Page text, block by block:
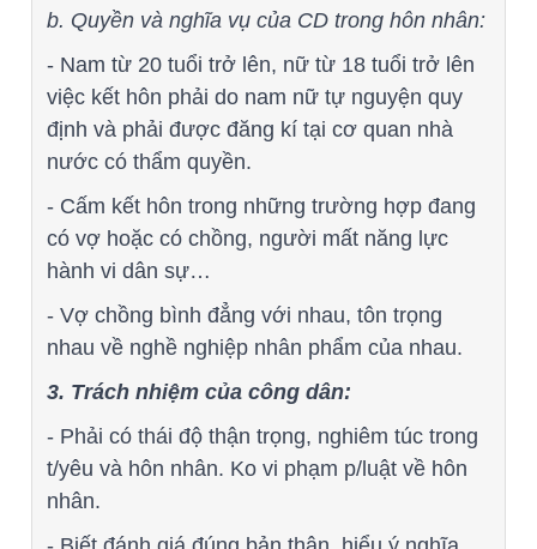
b. Quyền và nghĩa vụ của CD trong hôn nhân:
- Nam từ 20 tuổi trở lên, nữ từ 18 tuổi trở lên
việc kết hôn phải do nam nữ tự nguyện quy
định và phải được đăng kí tại cơ quan nhà
nước có thẩm quyền.
- Cấm kết hôn trong những trường hợp đang
có vợ hoặc có chồng, người mất năng lực
hành vi dân sự…
- Vợ chồng bình đẳng với nhau, tôn trọng
nhau về nghề nghiệp nhân phẩm của nhau.
3. Trách nhiệm của công dân:
- Phải có thái độ thận trọng, nghiêm túc trong
t/yêu và hôn nhân. Ko vi phạm p/luật về hôn
nhân.